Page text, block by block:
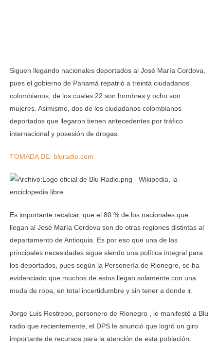
Siguen llegando nacionales deportados al José María Cordova,
pues el gobierno de Panamá repatrió a treinta ciudadanos
colombianos, de los cuales 22 son hombres y ocho son
mujeres. Asimismo, dos de los ciudadanos colombianos
deportados que llegaron tienen antecedentes por tráfico
internacional y posesión de drogas.
TOMADA DE: bluradio.com
Es importante recalcar, que el 80 % de los nacionales que
llegan al José María Cordova son de otras regiones distintas al
departamento de Antioquia. Es por eso que una de las
principales necesidades sigue siendo una política integral para
los deportados, pues según la Personería de Rionegro, se ha
evidenciado que muchos de estos llegan solamente con una
muda de ropa, en total incertidumbre y sin tener a donde ir.
Jorge Luis Restrepo, personero de Rionegro , le manifestó a Blu
radio que recientemente, el DPS le anunció que logró un giro
importante de recursos para la atención de esta población.